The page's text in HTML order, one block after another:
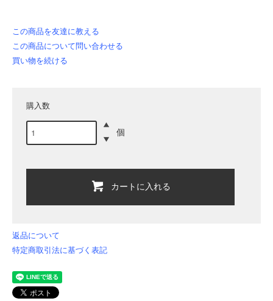
この商品を友達に教える
この商品について問い合わせる
買い物を続ける
購入数
個
カートに入れる
返品について
特定商取引法に基づく表記